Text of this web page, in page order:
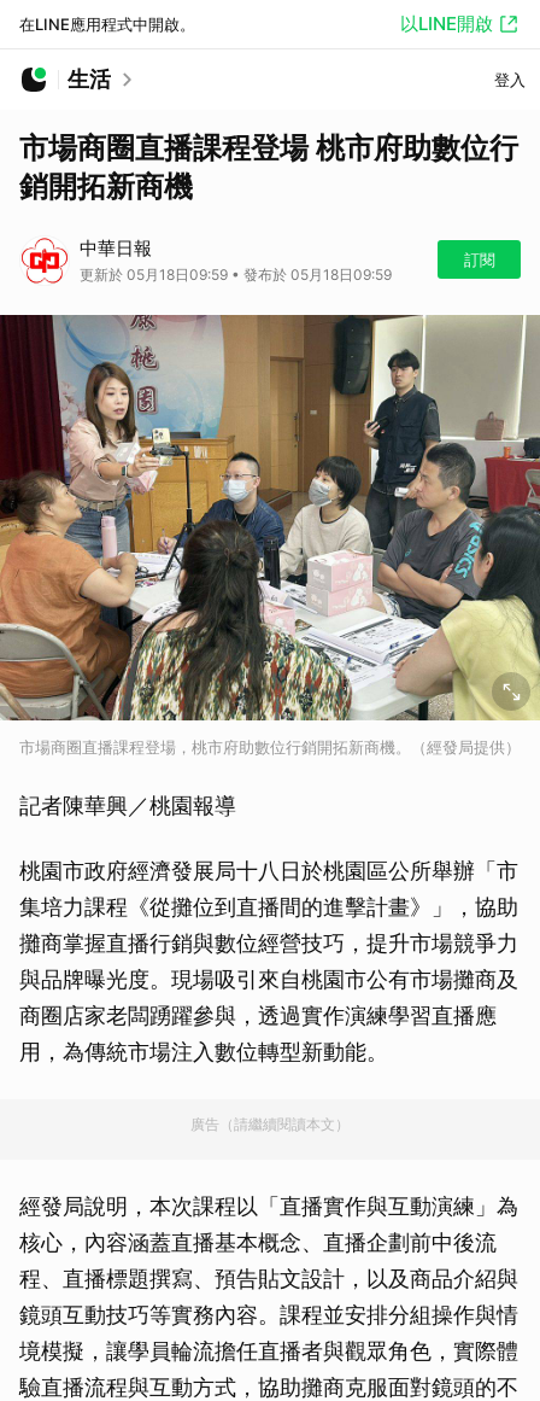
在LINE應用程式中開啟。 以LINE開啟
生活 登入
市場商圈直播課程登場 桃市府助數位行
銷開拓新商機
中華日報
更新於 05月18日09:59 • 發布於 05月18日09:59
訂閱
市場商圈直播課程登場，桃市府助數位行銷開拓新商機。（經發局提供）
記者陳華興／桃園報導
桃園市政府經濟發展局十八日於桃園區公所舉辦「市
集培力課程《從攤位到直播間的進擊計畫》」，協助
攤商掌握直播行銷與數位經營技巧，提升市場競爭力
與品牌曝光度。現場吸引來自桃園市公有市場攤商及
商圈店家老闆踴躍參與，透過實作演練學習直播應
用，為傳統市場注入數位轉型新動能。
廣告（請繼續閱讀本文）
經發局說明，本次課程以「直播實作與互動演練」為
核心，內容涵蓋直播基本概念、直播企劃前中後流
程、直播標題撰寫、預告貼文設計，以及商品介紹與
鏡頭互動技巧等實務內容。課程並安排分組操作與情
境模擬，讓學員輪流擔任直播者與觀眾角色，實際體
驗直播流程與互動方式，協助攤商克服面對鏡頭的不